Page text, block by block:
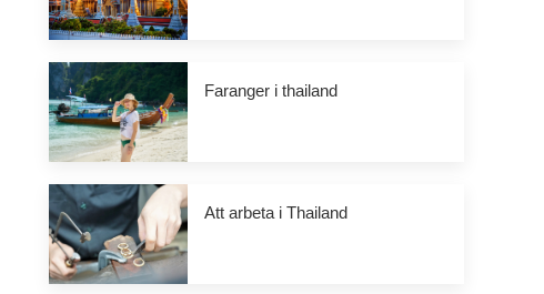
Faranger i thailand
Att arbeta i Thailand